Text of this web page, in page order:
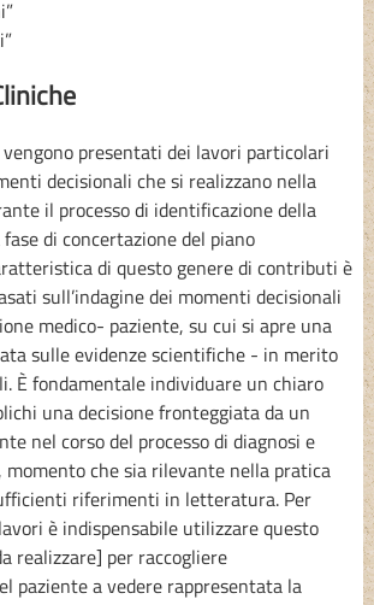
presentati dei lavori particolari
decisionali che si realizzano nella
il processo di identificazione della
di concertazione del piano
di questo genere di contributi è
sull’indagine dei momenti decisionali
medico- paziente, su cui si apre una
sulle evidenze scientifiche - in merito
È fondamentale individuare un chiaro
una decisione fronteggiata da un
nel corso del processo di diagnosi e
momento che sia rilevante nella pratica
riferimenti in letteratura. Per
è indispensabile utilizzare questo
realizzare] per raccogliere
paziente a vedere rappresentata la